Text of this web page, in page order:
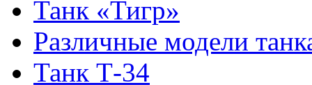
Танк «Тигр»
Различные модели
Танк Т-34